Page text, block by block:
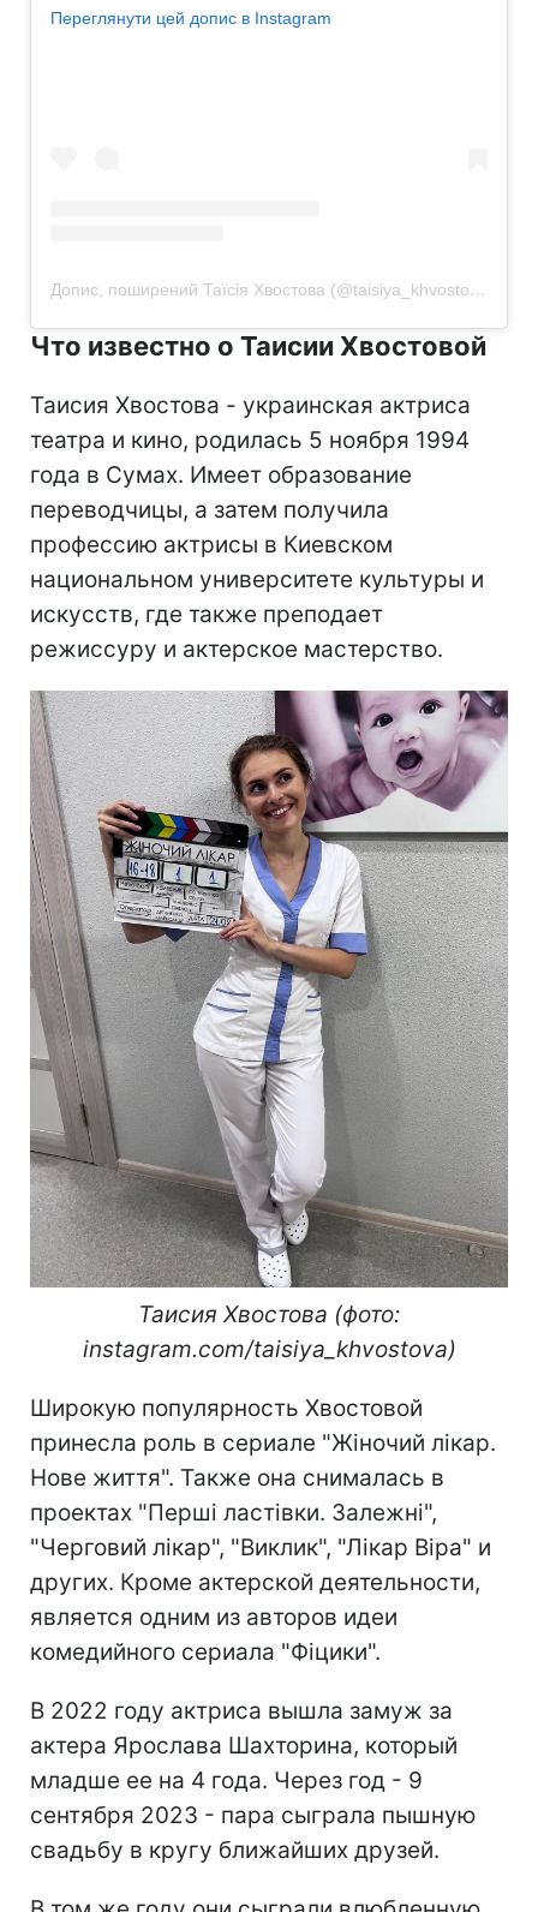
Переглянути цей допис в Instagram
Допис, поширений Таїсія Хвостова (@taisiya_khvostova)
Что известно о Таисии Хвостовой
Таисия Хвостова - украинская актриса
театра и кино, родилась 5 ноября 1994
года в Сумах. Имеет образование
переводчицы, а затем получила
профессию актрисы в Киевском
национальном университете культуры и
искусств, где также преподает
режиссуру и актерское мастерство.
Таисия Хвостова (фото:
instagram.com/taisiya_khvostova)
Широкую популярность Хвостовой
принесла роль в сериале "Жіночий лікар.
Нове життя". Также она снималась в
проектах "Перші ластівки. Залежні",
"Черговий лікар", "Виклик", "Лікар Віра" и
других. Кроме актерской деятельности,
является одним из авторов идеи
комедийного сериала "Фіцики".
В 2022 году актриса вышла замуж за
актера Ярослава Шахторина, который
младше ее на 4 года. Через год - 9
сентября 2023 - пара сыграла пышную
свадьбу в кругу ближайших друзей.